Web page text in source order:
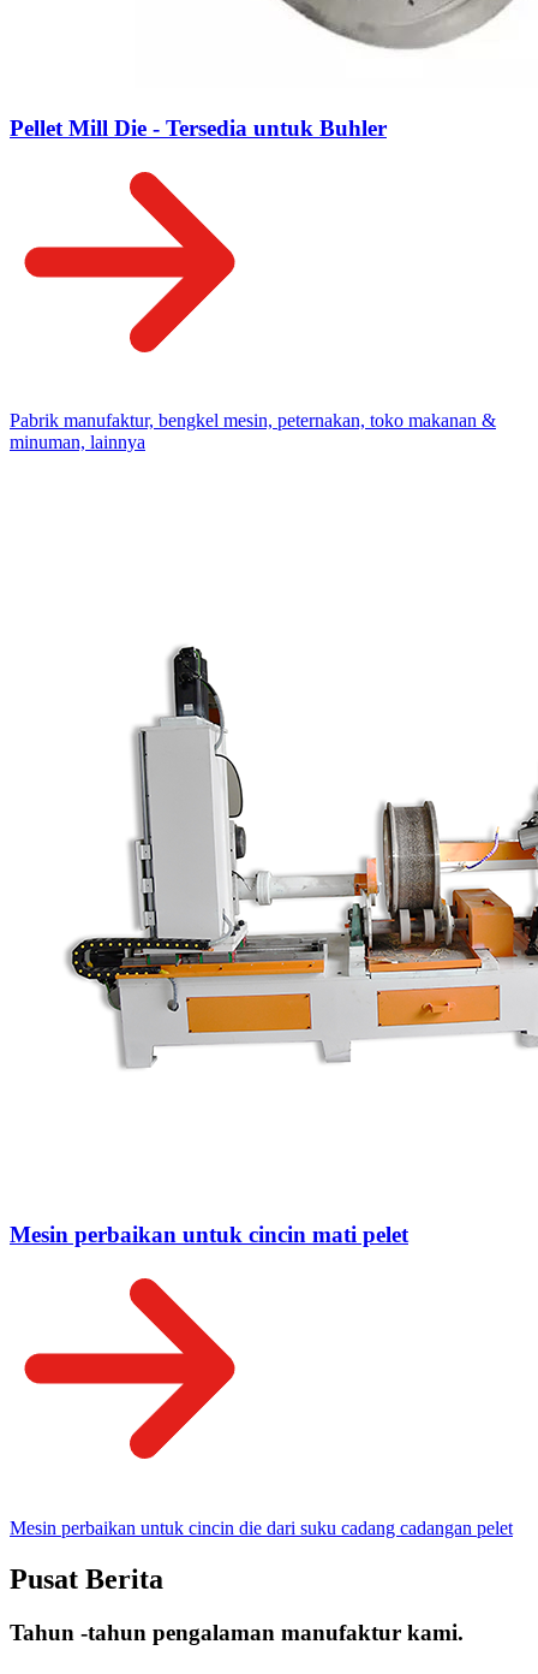
Pellet Mill Die - Tersedia untuk Buhler
Pabrik manufaktur, bengkel mesin, peternakan, toko makanan &
minuman, lainnya
Mesin perbaikan untuk cincin mati pelet
Mesin perbaikan untuk cincin die dari suku cadang cadangan pelet
Pusat Berita
Tahun -tahun pengalaman manufaktur kami.